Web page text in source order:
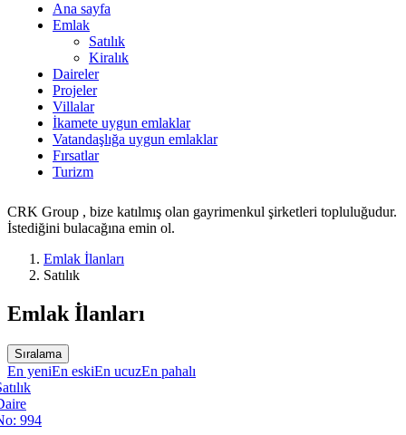
Ana sayfa
Emlak
Satılık
Kiralık
Daireler
Projeler
Villalar
İkamete uygun emlaklar
Vatandaşlığa uygun emlaklar
Fırsatlar
Turizm
CRK Group , bize katılmış olan gayrimenkul şirketleri topluluğudur.
İstediğini bulacağına emin ol.
Emlak İlanları
Satılık
Emlak İlanları
Sıralama
En yeniEn eskiEn ucuzEn pahalı
994